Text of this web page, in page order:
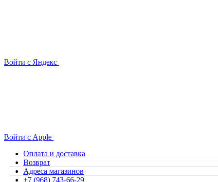
Войти с Яндекс
Войти с Apple
Оплата и доставка
Возврат
Адреса магазинов
+7 (968) 743-66-29